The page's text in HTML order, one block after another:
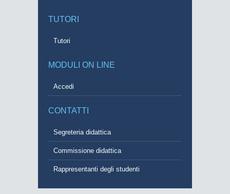
TUTORI
Tutori
MODULI ON LINE
Accedi
CONTATTI
Segreteria didattica
Commissione didattica
Rappresentanti degli studenti